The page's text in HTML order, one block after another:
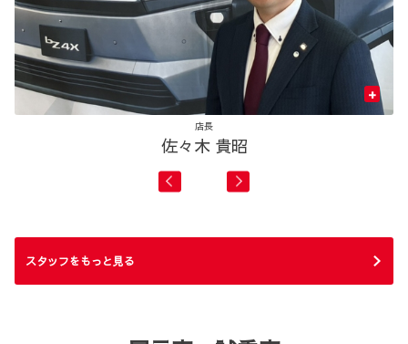
+
店長
佐々木 貴昭
スタッフをもっと見る